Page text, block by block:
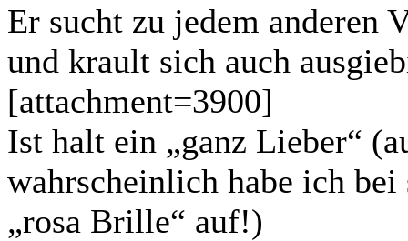
Er sucht zu jedem anderen
und krault sich auch
[attachment=3900]
Ist halt ein „ganz Lieber“
wahrscheinlich habe ich
„rosa Brille“ auf!)